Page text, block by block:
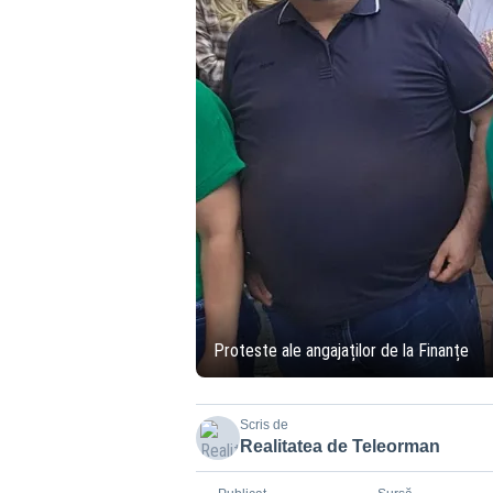
Proteste ale angajaților de la Finanțe
Scris de
Realitatea de Teleorman